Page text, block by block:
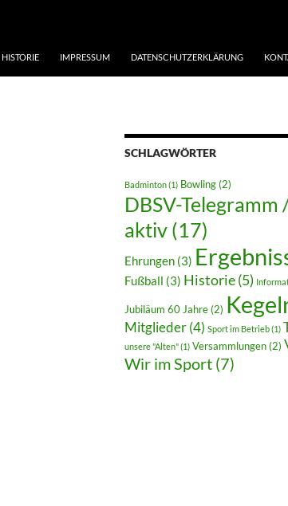
HISTORIE IMPRESSUM DATENSCHUTZERKLÄRUNG
SCHLAGWÖRTER
Badminton(1) Bowling(2)
DBSV-Telegramm
aktiv (17)
Ehrungen (3)
Fußball (3) Historie(5)
Jubiläum 60 Jahre(2)
Mitglieder(4) Sport im Betrieb(1)
unsere "Alten"(1) Versammlungen(2)
Wir im Sport (7)